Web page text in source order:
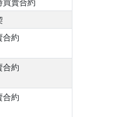
合約
合約
合約